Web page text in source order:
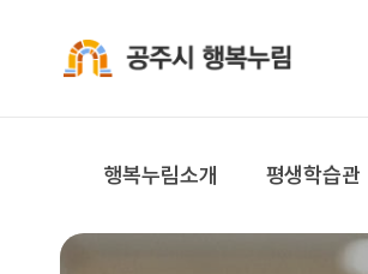
행복누림소개 평생학습관